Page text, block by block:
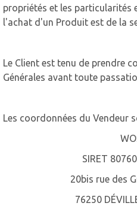
propriétés et les particularités
l'achat d'un Produit est de la
Le Client est tenu de prendre
Générales avant toute
Les coordonnées du Vendeur
SIRET
20bis rue des
76250